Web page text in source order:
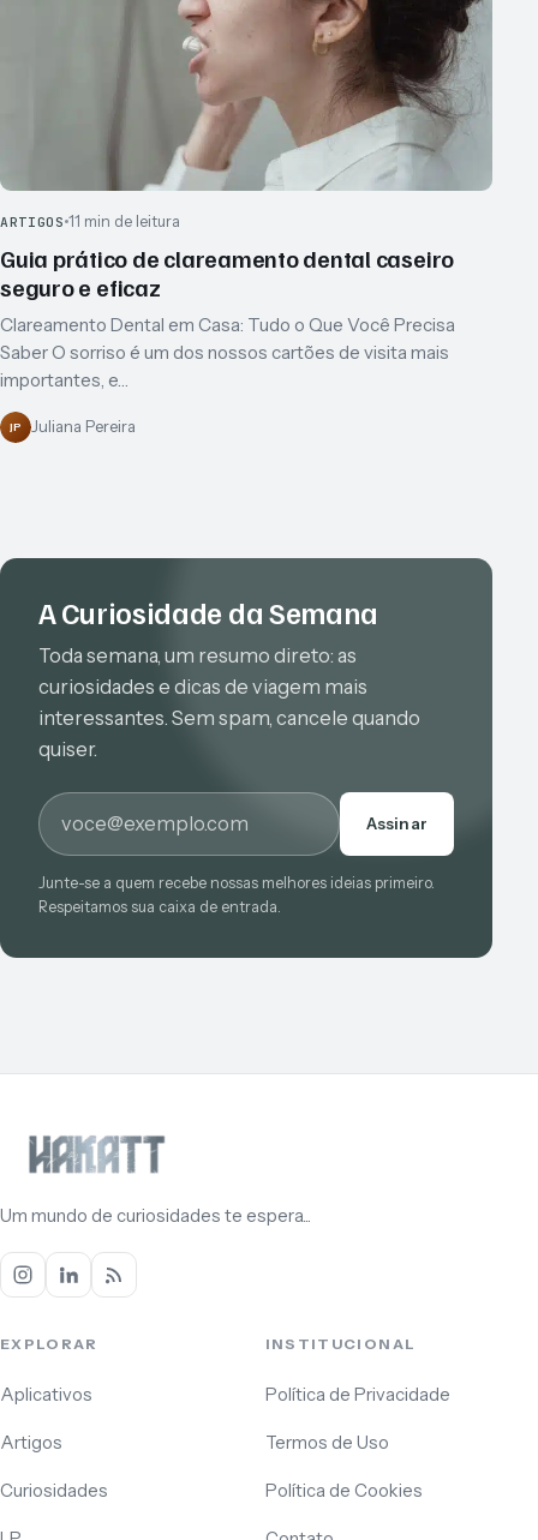
ARTIGOS 11 min de leitura
Guia prático de clareamento dental caseiro
seguro e eficaz
Clareamento Dental em Casa: Tudo o Que Você Precisa
Saber O sorriso é um dos nossos cartões de visita mais
importantes, e…
JP Juliana Pereira
A Curiosidade da Semana
Toda semana, um resumo direto: as
curiosidades e dicas de viagem mais
interessantes. Sem spam, cancele quando
quiser.
E-mail
Assinar
Junte-se a quem recebe nossas melhores ideias primeiro.
Respeitamos sua caixa de entrada.
Um mundo de curiosidades te espera...
EXPLORAR
Aplicativos
Artigos
Curiosidades
INSTITUCIONAL
Política de Privacidade
Termos de Uso
Política de Cookies